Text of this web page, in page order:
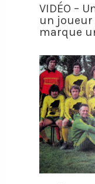
VIDÉO –
un joueur
marque